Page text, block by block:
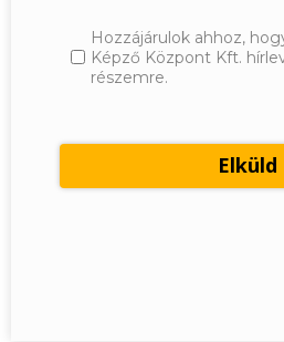
Hozzájárulok ahhoz,
Képző Központ Kft.
részemre.